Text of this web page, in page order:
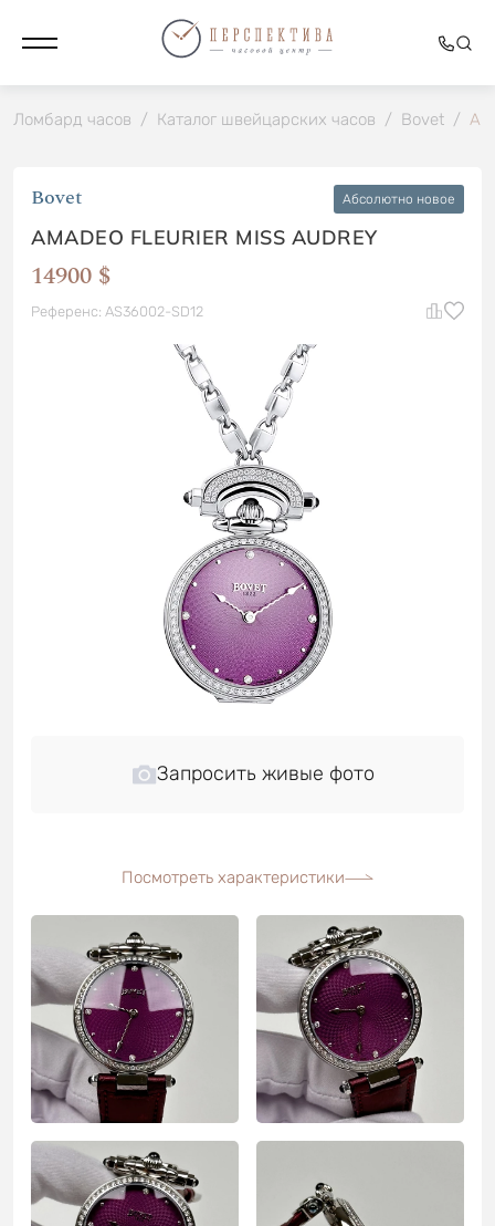
Ломбард часов / Каталог швейцарских часов / Bovet /
Bovet Абсолютно новое
AMADEO FLEURIER MISS AUDREY
14900 $
Референс: AS36002-SD12
Запросить живые фото
Посмотреть характеристики